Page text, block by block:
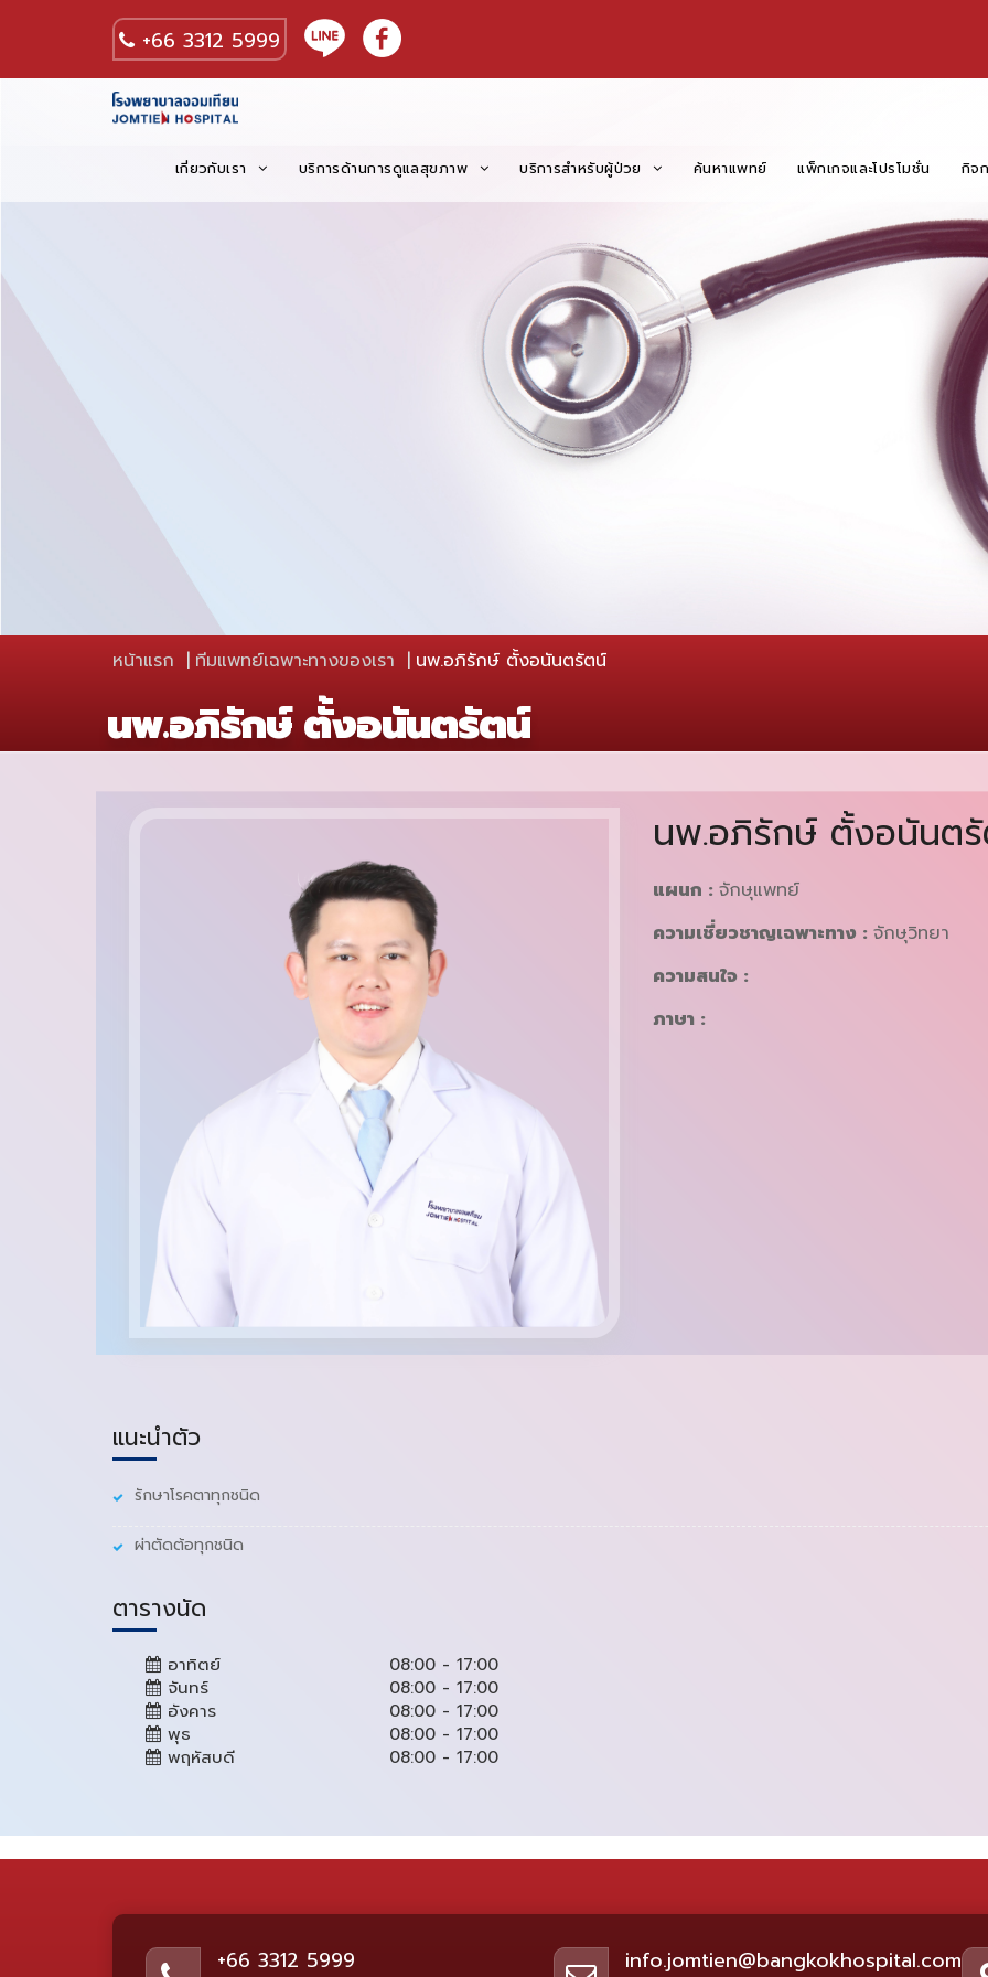
+66 3312 5999
เกี่ยวกับเรา บริการด้านการดูแลสุขภาพ บริการสำหรับผู้ป่วย ค้นหาแพทย์ แพ็กเกจและโปรโมชั่น กิจ
หน้าแรก ทีมแพทย์เฉพาะทางของเรา นพ.อภิรักษ์ ตั้งอนันตรัตน์
นพ.อภิรักษ์ ตั้งอนันตรัตน์
นพ.อภิรักษ์ ตั้งอนันต
แผนก : จักษุแพทย์
ความเชี่ยวชาญเฉพาะทาง : จักษุวิทยา
ความสนใจ :
ภาษา :
แนะนำตัว
รักษาโรคตาทุกชนิด
ผ่าตัดต้อทุกชนิด
ตารางนัด
อาทิตย์
08:00 - 17:00
จันทร์
08:00 - 17:00
อังคาร
08:00 - 17:00
พุธ
08:00 - 17:00
พฤหัสบดี
08:00 - 17:00
+66 3312 5999 info.jomtien@bangkokhospital.com